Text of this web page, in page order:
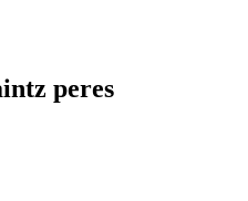
peres